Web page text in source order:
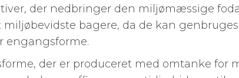
der nedbringer den miljømæssige
bagere, da de kan
engangsforme.
der er produceret med omtanke for